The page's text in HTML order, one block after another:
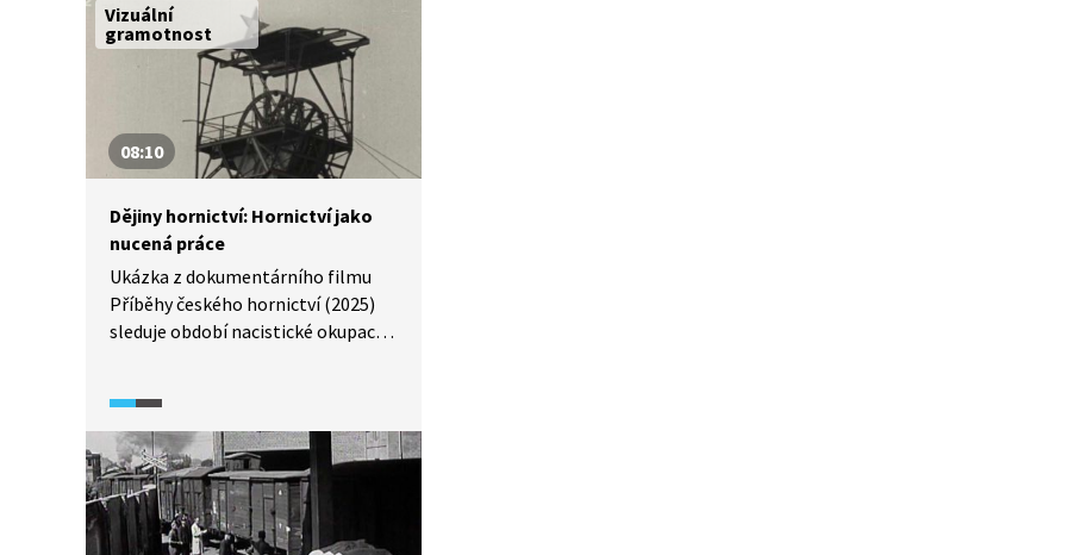
Vizuální
gramotnost
08:10
Dějiny hornictví: Hornictví jako
nucená práce
Ukázka z dokumentárního filmu
Příběhy českého hornictví (2025)
sleduje období nacistické okupace,
zneužíváno jako forma nucené
práce: ať už pro sovětské válečné
zajatce, nebo později
pro nepřátele Sovětského svazu
a komunistického režimu. Ukázka
divákovi přibližuje podmínky,